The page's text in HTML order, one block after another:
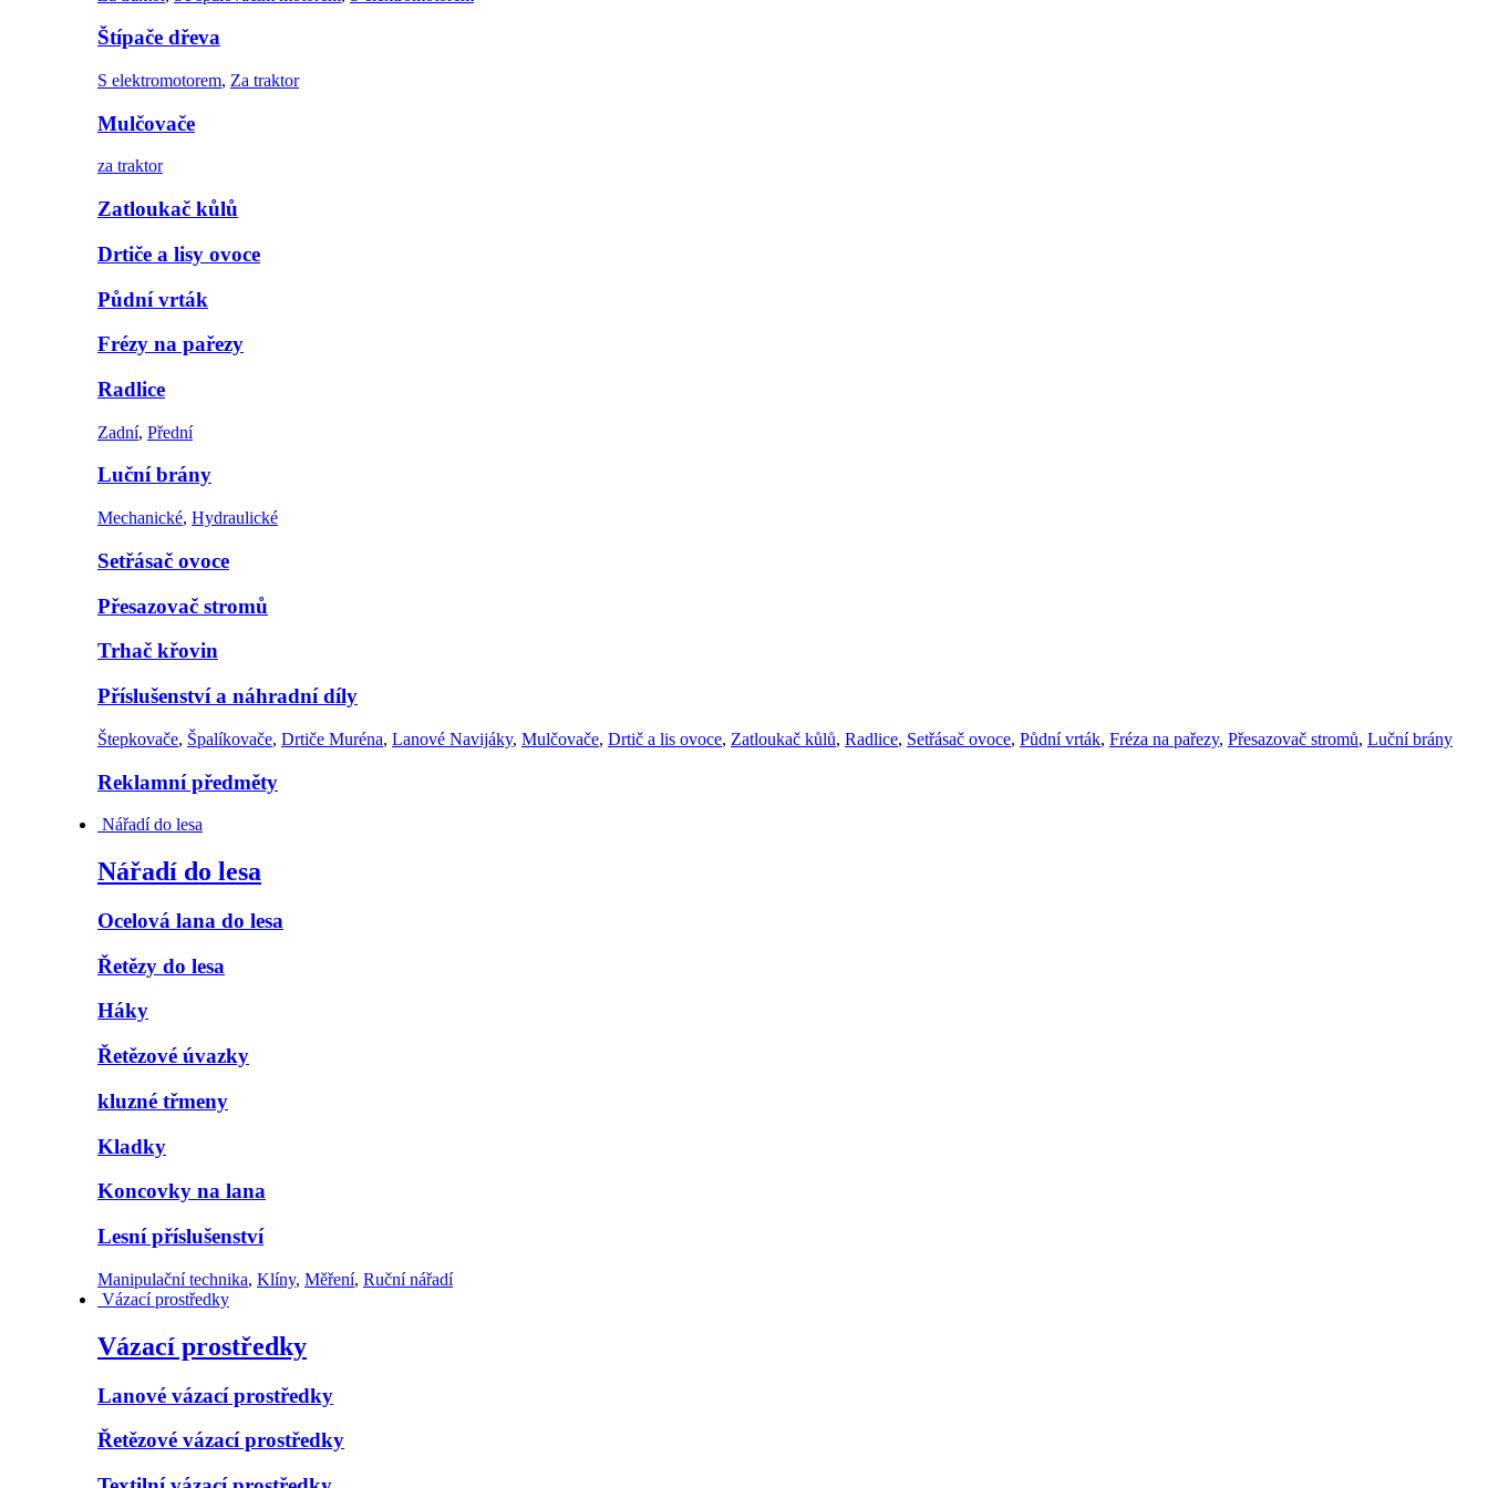
Štípače dřeva
S elektromotorem, Za traktor
Mulčovače
za traktor
Zatloukač kůlů
Drtiče a lisy ovoce
Půdní vrták
Frézy na pařezy
Radlice
Zadní, Přední
Luční brány
Mechanické, Hydraulické
Setřásač ovoce
Přesazovač stromů
Trhač křovin
Příslušenství a náhradní díly
Štepkovače, Špalíkovače, Drtiče Muréna, Lanové Navijáky, Mulčovače, Drtič a lis ovoce, Zatloukač kůlů, Radlice, Setřásač ovoce, Půdní vrták, Fréza na pařezy, Přesazovač stromů, Luční brány
Reklamní předměty
Nářadí do lesa
Nářadí do lesa
Ocelová lana do lesa
Řetězy do lesa
Háky
Řetězové úvazky
kluzné třmeny
Kladky
Koncovky na lana
Lesní příslušenství
Manipulační technika, Klíny, Měření, Ruční nářadí
Vázací prostředky
Vázací prostředky
Lanové vázací prostředky
Řetězové vázací prostředky